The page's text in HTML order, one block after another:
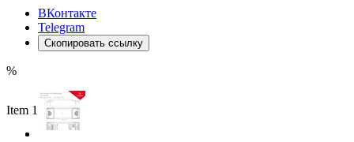
ВКонтакте
Telegram
Скопировать ссылку
%
Item 1 of 2